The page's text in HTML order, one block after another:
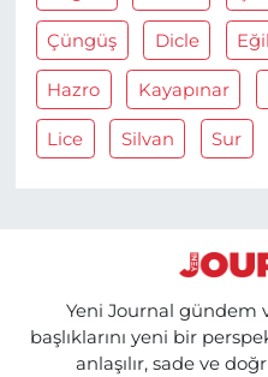
Çüngüş Dicle Eğil
Hazro Kayapınar
Lice Silvan Sur
Yeni Journal gündem
başlıklarını yeni bir
anlaşılır, sade ve